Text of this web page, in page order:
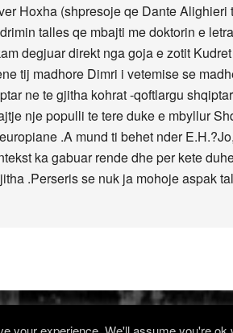
Hoxha (shpresoje qe Dante Alighieri
talles qe mbajti me doktorin e
degjuar direkt nga goja e zotit
tij madhore Dimri i vetemise se
ne te gjitha kohrat -qoftlargu
nje populli te tere duke e mbyllur
.A mund ti behet nder
ka gabuar rende dhe per kete
.Perseris se nuk ja mohoje aspak